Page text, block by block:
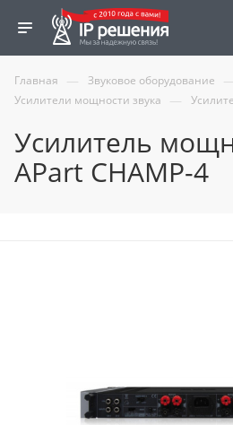
Главная — Звуковое оборудование
Усилители мощности звука —
Усилитель
APart CHAMP-4